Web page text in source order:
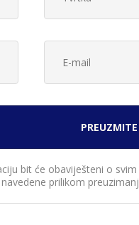
bit će obaviješteni o
prilikom